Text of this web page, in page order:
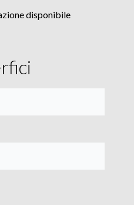
disponibile